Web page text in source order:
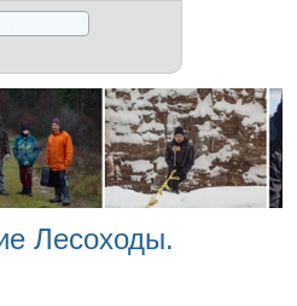
Лесоходы.